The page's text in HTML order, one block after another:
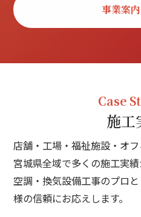
事業案
Case
施工
店舗・工場・福祉施設・オ
宮城県全域で多くの施工実績
空調・換気設備工事のプロ
様の信頼にお応えします。